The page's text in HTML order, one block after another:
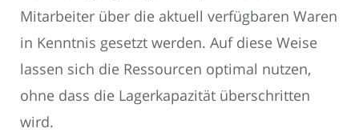
Mitarbeiter über die aktuell verfügbaren Waren
in Kenntnis gesetzt werden. Auf diese Weise
lassen sich die Ressourcen optimal nutzen,
ohne dass die Lagerkapazität überschritten
wird.